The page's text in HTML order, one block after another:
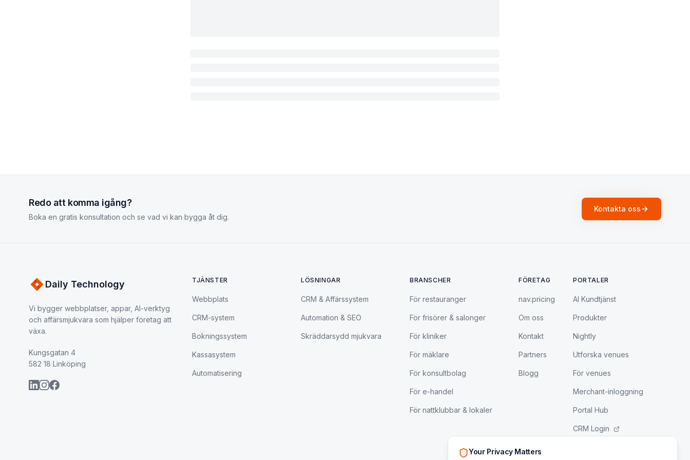
Redo att komma igång?
Boka en gratis konsultation och se vad vi kan bygga åt dig.
Kontakta oss
Daily Technology
Vi bygger webbplatser, appar, AI-verktyg
och affärsmjukvara som hjälper företag att
växa.
Kungsgatan 4
582 18 Linköping
TJÄNSTER
Webbplats
CRM-system
Bokningssystem
Kassasystem
Automatisering
LÖSNINGAR
CRM & Affärssystem
Automation & SEO
Skräddarsydd mjukvara
BRANSCHER
För restauranger
För frisörer & salonger
För kliniker
För mäklare
För konsultbolag
För e-handel
För nattklubbar & lokaler
FÖRETAG
nav.pricing
Om oss
Kontakt
Partners
Blogg
PORTALER
AI Kundtjänst
Produkter
Nightly
Utforska venues
För venues
Merchant-inloggning
Portal Hub
CRM Login
Your Privacy Matters